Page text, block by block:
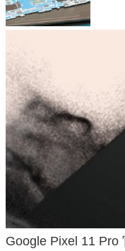
Google Pixel 11 Pro